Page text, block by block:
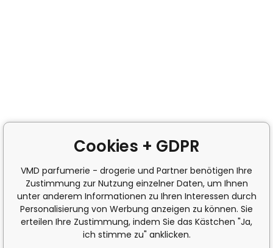
Cookies + GDPR
VMD parfumerie - drogerie und Partner benötigen Ihre
Zustimmung zur Nutzung einzelner Daten, um Ihnen
unter anderem Informationen zu Ihren Interessen durch
Personalisierung von Werbung anzeigen zu können. Sie
erteilen Ihre Zustimmung, indem Sie das Kästchen "Ja,
ich stimme zu" anklicken.